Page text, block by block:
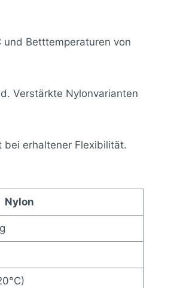
und Betttemperaturen von
Verstärkte Nylonvarianten
bei erhaltener Flexibilität.
Nylon